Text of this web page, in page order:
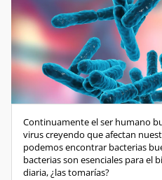
Continuamente el ser humano
virus creyendo que afectan
podemos encontrar bacterias
bacterias son esenciales para el
diaria, ¿las tomarías?